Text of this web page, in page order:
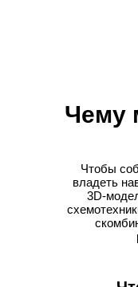
Чему
Чтобы
владеть
3D-